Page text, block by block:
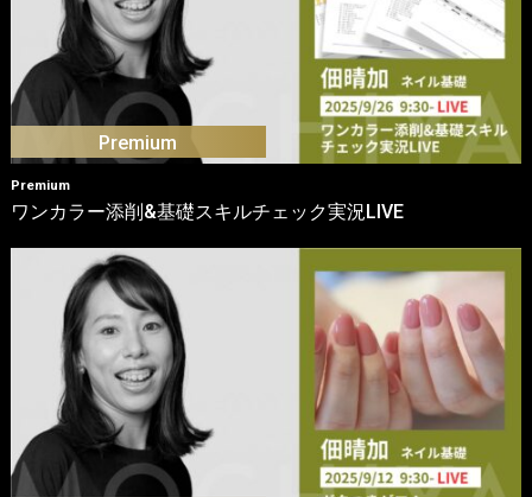
Premium
ワンカラー添削&基礎スキルチェック実況LIVE